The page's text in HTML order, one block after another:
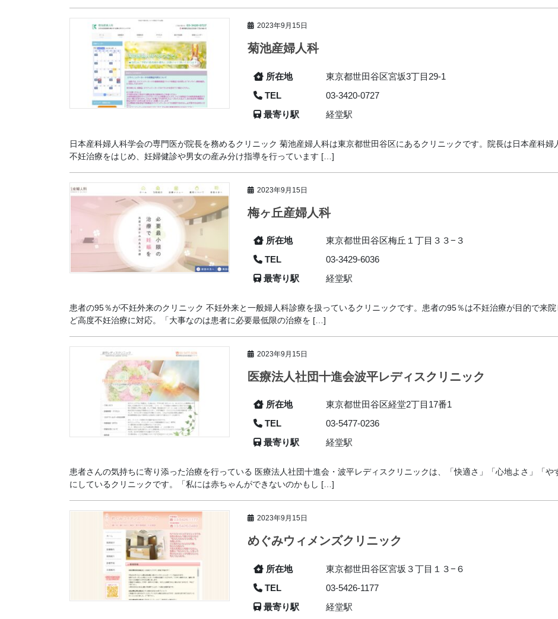
2023年9月15日
菊池産婦人科
所在地
東京都世田谷区宮坂3丁目29-1
TEL
03-3420-0727
最寄り駅
経堂駅
日本産科婦人科学会の専門医が院長を務めるクリニック 菊池産婦人科は東京都世田谷区にあるクリニックです。院長は日本産科婦
不妊治療をはじめ、妊婦健診や男女の産み分け指導を行っています […]
2023年9月15日
梅ヶ丘産婦人科
所在地
東京都世田谷区梅丘１丁目３３−３
TEL
03-3429-6036
最寄り駅
経堂駅
患者の95％が不妊外来のクリニック 不妊外来と一般婦人科診療を扱っているクリニックです。患者の95％は不妊治療が目的で来
ど高度不妊治療に対応。「大事なのは患者に必要最低限の治療を […]
2023年9月15日
医療法人社団十進会波平レディスクリニック
所在地
東京都世田谷区経堂2丁目17番1
TEL
03-5477-0236
最寄り駅
経堂駅
患者さんの気持ちに寄り添った治療を行っている 医療法人社団十進会・波平レディスクリニックは、「快適さ」「心地よさ」「
にしているクリニックです。「私には赤ちゃんができないのかもし […]
2023年9月15日
めぐみウィメンズクリニック
所在地
東京都世田谷区宮坂３丁目１３−６
TEL
03-5426-1177
最寄り駅
経堂駅